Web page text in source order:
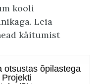
kooli
Leia
käitumist